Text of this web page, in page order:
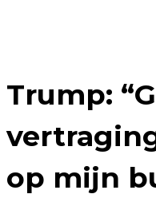
Trump:
op mijn